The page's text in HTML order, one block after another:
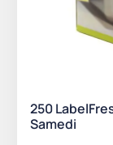
250
Samedi